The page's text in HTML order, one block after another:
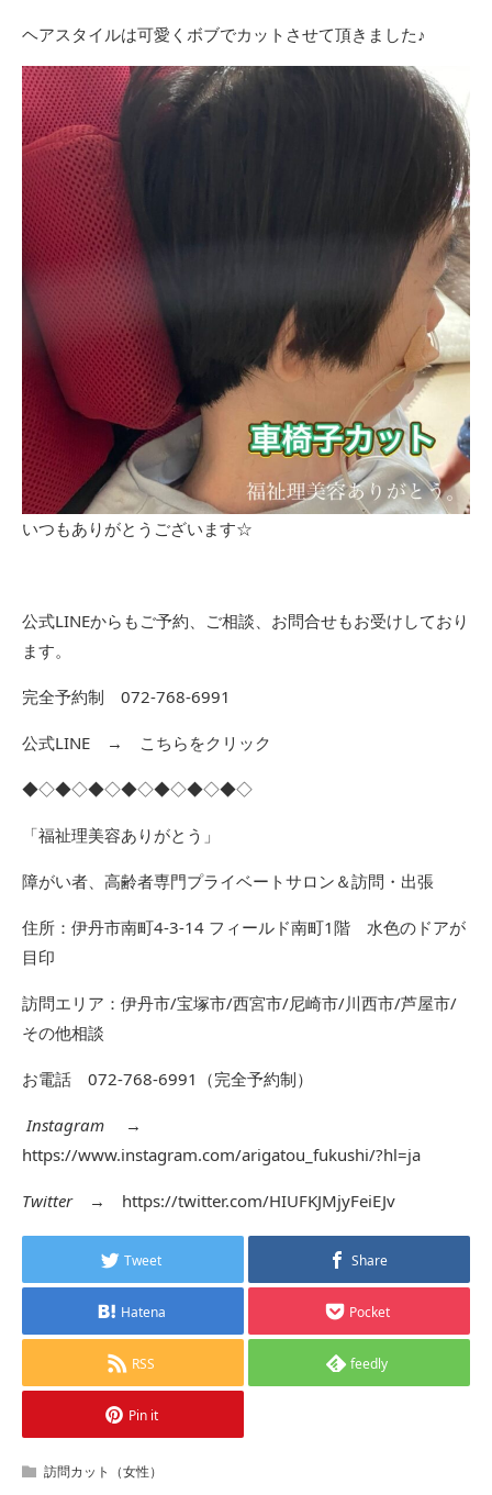
ヘアスタイルは可愛くボブでカットさせて頂きました♪
いつもありがとうございます☆
公式LINEからもご予約、ご相談、お問合せもお受けしており
ます。
完全予約制 072-768-6991
公式LINE → こちらをクリック
◆◇◆◇◆◇◆◇◆◇◆◇◆◇
「福祉理美容ありがとう」
障がい者、高齢者専門プライベートサロン＆訪問・出張
住所：伊丹市南町4-3-14 フィールド南町1階 水色のドアが
目印
訪問エリア：伊丹市/宝塚市/西宮市/尼崎市/川西市/芦屋市/
その他相談
お電話 072-768-6991（完全予約制）
Instagram →
https://www.instagram.com/arigatou_fukushi/?hl=ja
Twitter→ https://twitter.com/HIUFKJMjyFeiEJv
Tweet Share
Hatena Pocket
RSS feedly
Pin it
訪問カット（女性）